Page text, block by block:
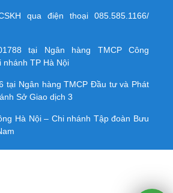
qua điện thoại 085.585.1166/
tại Ngân hàng TMCP Công
TP Hà Nội
tại Ngân hàng TMCP Ðầu tư và Phát
Sở Giao dịch 3
Hà Nội – Chi nhánh Tập đoàn Bưu